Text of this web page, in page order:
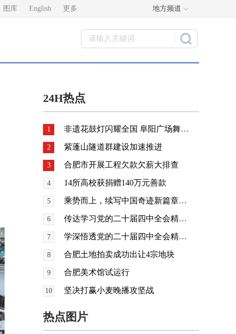
图库 English 更多 地方频道
24H热点
1 非遗花鼓灯闪耀全国 阜阳广场舞国赛获奖
2 紫蓬山隧道群建设加速推进
3 合肥市开展工程欠款欠薪大排查
4 14所高校获捐赠140万元善款
5 乘势而上，续写中国奇迹新篇章——党的二十届四中全会侧记
6 传达学习党的二十届四中全会精神 研究贯彻落实工作
7 学深悟透党的二十届四中全会精神 凝心聚力谱写中国式现代化安徽篇章
8 合肥土地拍卖成功出让4宗地块
9 合肥美术馆试运行
10 坚决打赢小麦晚播攻坚战
热点图片